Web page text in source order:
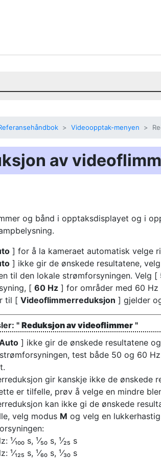
Videoopptak-menyen
av
og bånd i opptaksdisplayet og i
] for å la kameraet automatisk velge
] ikke gir de ønskede resultatene,
til den lokale strømforsyningen. Velg [
[ 60 Hz ] for områder med 60
til [ Videoflimmerreduksjon ] gjelder
"Reduksjon av videoflimmer "
] ikke gir de ønskede resultatene
test både 50 og 60
gir kanskje ikke de ønskede
er tilfelle, prøv å velge en mindre
kan ikke gi de ønskede
velg modus M og velg en
¹⁄₁₀₀ s, ¹⁄₅₀ s, ¹⁄₂₅ s
¹⁄₁₂₅ s, ¹⁄₆₀ s, ¹⁄₃₀ s